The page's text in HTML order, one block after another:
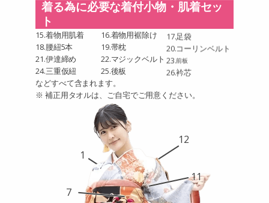
着る為に必要な着付小物・肌着セッ
ト
15.着物用肌着 16.着物用裾除け 17. 足袋
18.腰紐5本 19.帯枕 20. コーリンベルト
21.伊達締め 22.マジックベルト 23.前板
24.三重仮紐 25.後板 26.衿芯
などすべて含まれます。
※ 補正用タオルは、ご自宅でご用意ください。
1
12
11
7